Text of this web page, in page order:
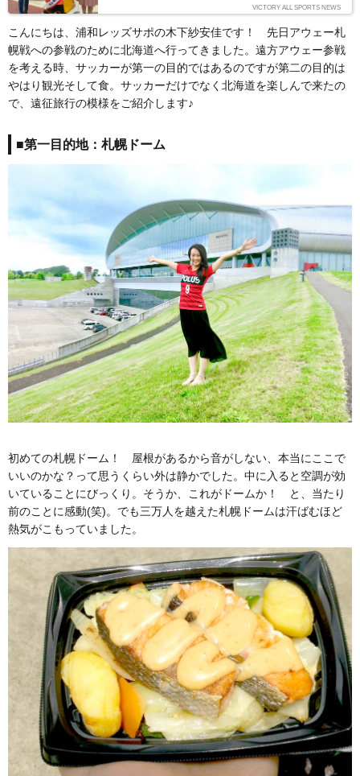
口編です。Jユニ女子会に所属する名古屋グランパスサポ・大下あ
りかさんにレポをお願いしました。（写真・文／大下ありか）
VICTORY ALL SPORTS NEWS
こんにちは、浦和レッズサポの木下紗安佳です！ 先日アウェー札
幌戦への参戦のために北海道へ行ってきました。遠方アウェー参戦
を考える時、サッカーが第一の目的ではあるのですが第二の目的は
やはり観光そして食。サッカーだけでなく北海道を楽しんで来たの
で、遠征旅行の模様をご紹介します♪
■第一目的地：札幌ドーム
初めての札幌ドーム！ 屋根があるから音がしない、本当にここで
いいのかな？って思うくらい外は静かでした。中に入ると空調が効
いていることにびっくり。そうか、これがドームか！ と、当たり
前のことに感動(笑)。でも三万人を越えた札幌ドームは汗ばむほど
熱気がこもっていました。